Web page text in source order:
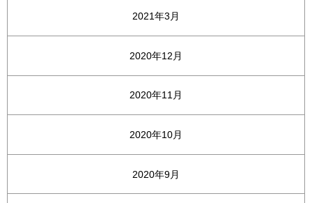
2021年3月
2020年12月
2020年11月
2020年10月
2020年9月